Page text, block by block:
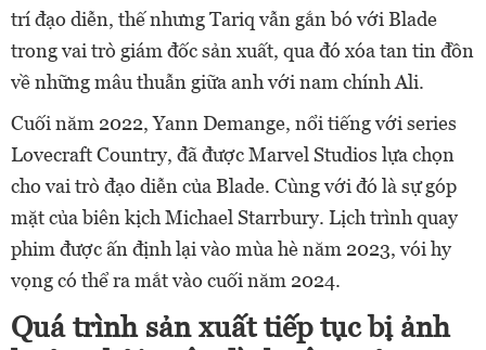
trí đạo diễn, thế nhưng Tariq vẫn gắn bó với Blade
trong vai trò giám đốc sản xuất, qua đó xóa tan tin đồn
về những mâu thuẫn giữa anh với nam chính Ali.
Cuối năm 2022, Yann Demange, nổi tiếng với series
Lovecraft Country, đã được Marvel Studios lựa chọn
cho vai trò đạo diễn của Blade. Cùng với đó là sự góp
mặt của biên kịch Michael Starrbury. Lịch trình quay
phim được ấn định lại vào mùa hè năm 2023, vói hy
vọng có thể ra mắt vào cuối năm 2024.
Quá trình sản xuất tiếp tục bị ảnh